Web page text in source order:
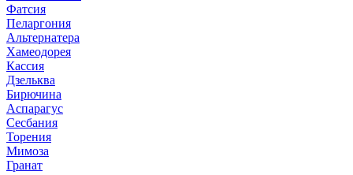
Фатсия
Пеларгония
Альтернатера
Хамеодорея
Кассия
Дзельква
Бирючина
Аспарагус
Сесбания
Торения
Мимоза
Гранат